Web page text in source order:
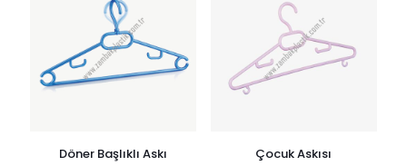
Döner Başlıklı Askı Çocuk Askısı